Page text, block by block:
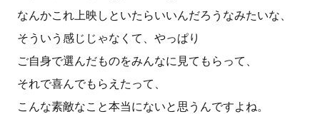
なんかこれ上映しといたらいいんだろうなみたいな、
そういう感じじゃなくて、やっぱり
ご自身で選んだものをみんなに見てもらって、
それで喜んでもらえたって、
こんな素敵なこと本当にないと思うんですよね。